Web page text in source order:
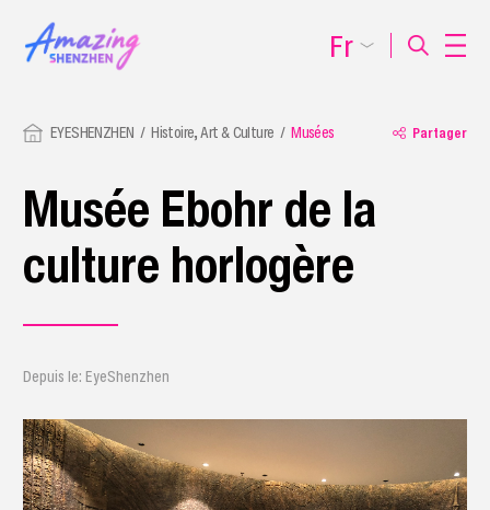
EYESHENZHEN Histoire, Art & Culture Musées Partager
Musée Ebohr de la
culture horlogère
Depuis le: EyeShenzhen
Fr